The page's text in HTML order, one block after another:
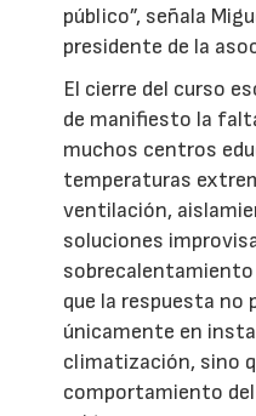
público”, señala
presidente de la
El cierre del curso
de manifiesto la
muchos centros
temperaturas
ventilación,
soluciones
sobrecalentamiento
que la respuesta no
únicamente en
climatización, sino
comportamiento